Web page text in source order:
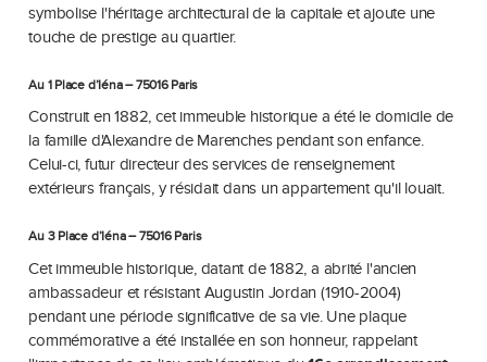
symbolise l'héritage architectural de la capitale et ajoute une
touche de prestige au quartier.
Au 1 Place d’Iéna – 75016 Paris
Construit en 1882, cet immeuble historique a été le domicile de
la famille d'Alexandre de Marenches pendant son enfance.
Celui-ci, futur directeur des services de renseignement
extérieurs français, y résidait dans un appartement qu'il louait.
Au 3 Place d’Iéna – 75016 Paris
Cet immeuble historique, datant de 1882, a abrité l'ancien
ambassadeur et résistant Augustin Jordan (1910-2004)
pendant une période significative de sa vie. Une plaque
commémorative a été installée en son honneur, rappelant